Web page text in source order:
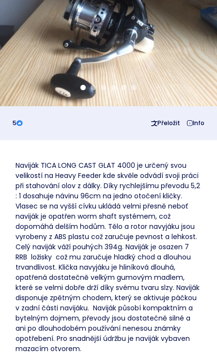
Business
5 Přeložit Info
Naviják TICA LONG CAST GLAT 4000 je určený svou
velikostí na Heavy Feeder kde skvěle odvádí svoji práci
při stahování olov z dálky. Díky rychlejšímu převodu 5,2
: 1 dosahuje návinu 96cm na jedno otočení kličky.
Vlasec se na vyšší cívku ukládá velmi přesně neboť
naviják je opatřen worm shaft systémem, což
dopomáhá delším hodům. Tělo a rotor navyjáku jsou
vyrobeny z ABS plastu což zaručuje pevnost a lehkost.
Celý naviják váží pouhých 394g. Naviják je osazen 7
RRB ložisky což mu zaručuje hladký chod a dlouhou
trvandlivost. Klička navyjáku je hliníková dlouhá,
opatřená dostatečně velkým gumovým madlem,
které se velmi dobře drží díky svému tvaru slzy. Naviják
disponuje zpětným chodem, který se aktivuje páčkou
v zadní části navijáku. Naviják působí kompaktním a
bytelným dojmem, převody jsou dostatečně silné a
ani po dlouhodobém používání nenesou známky
opotřebení. Pro snadnější údržbu je naviják vybaven
mazacím otvorem.